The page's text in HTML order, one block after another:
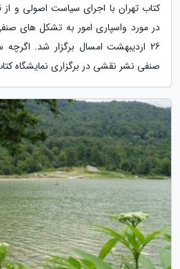
کتاب تهران با اجرای سیاست اصولی و
26 اردیبهشت امسال برگزار شد.
صنفی نشر نقشی در برگزاری نمایشگاه